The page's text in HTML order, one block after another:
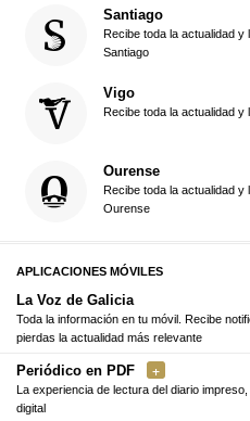
Santiago
Recibe toda la actualidad y
Santiago
Vigo
Recibe toda la actualidad y
Ourense
Recibe toda la actualidad y
Ourense
APLICACIONES MÓVILES
La Voz de Galicia
Toda la información en tu móvil. Recibe
pierdas la actualidad más relevante
Periódico en PDF
La experiencia de lectura del diario
digital